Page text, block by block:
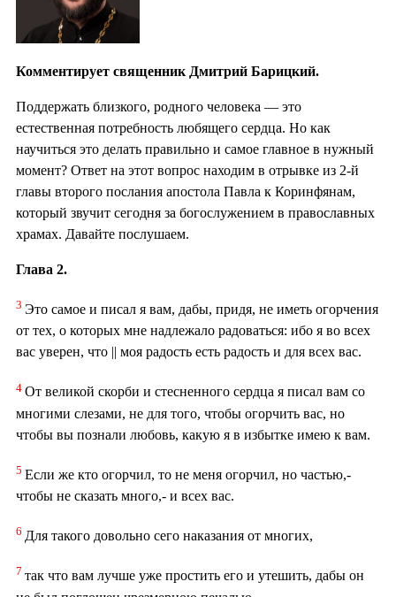
Комментирует священник Дмитрий Барицкий.
Поддержать близкого, родного человека — это
естественная потребность любящего сердца. Но как
научиться это делать правильно и самое главное в нужный
момент? Ответ на этот вопрос находим в отрывке из 2-й
главы второго послания апостола Павла к Коринфянам,
который звучит сегодня за богослужением в православных
храмах. Давайте послушаем.
Глава 2.
3 Это самое и писал я вам, дабы, придя, не иметь огорчения
от тех, о которых мне надлежало радоваться: ибо я во всех
вас уверен, что || моя радость есть радость и для всех вас.
4 От великой скорби и стесненного сердца я писал вам со
многими слезами, не для того, чтобы огорчить вас, но
чтобы вы познали любовь, какую я в избытке имею к вам.
5 Если же кто огорчил, то не меня огорчил, но частью,-
чтобы не сказать много,- и всех вас.
6 Для такого довольно сего наказания от многих,
7 так что вам лучше уже простить его и утешить, дабы он